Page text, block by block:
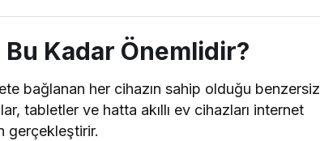
Kadar Önemlidir?
bağlanan her cihazın sahip olduğu benzersiz
tabletler ve hatta akıllı ev cihazları internet
gerçekleştirir.